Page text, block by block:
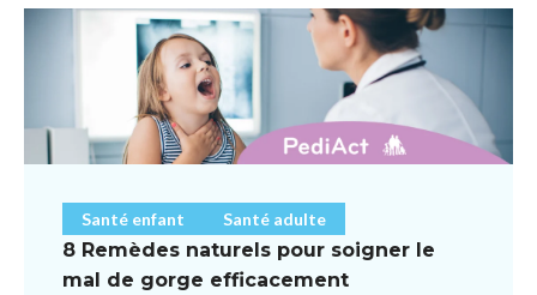
Santé enfant Santé adulte
8 Remèdes naturels pour soigner le
mal de gorge efficacement